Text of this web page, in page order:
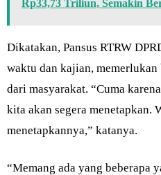
Rp33,73 Triliun, Semakin
Dikatakan, Pansus RTRW
waktu dan kajian, memerlukan
dari masyarakat. “Cuma
kita akan segera menetapkan.
menetapkannya,” katanya.
“Memang ada yang beberapa